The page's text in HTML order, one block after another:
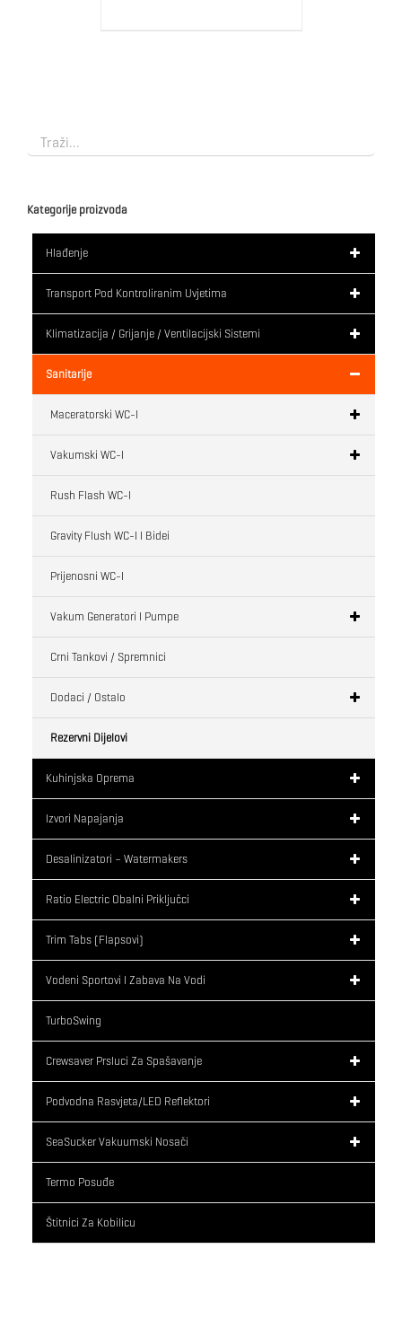
Kategorije proizvoda
Hlađenje
Transport Pod Kontroliranim Uvjetima
Klimatizacija / Grijanje / Ventilacijski Sistemi
Sanitarije
Maceratorski WC-I
Vakumski WC-I
Rush Flash WC-I
Gravity Flush WC-I I Bidei
Prijenosni WC-I
Vakum Generatori I Pumpe
Crni Tankovi / Spremnici
Dodaci / Ostalo
Rezervni Dijelovi
Kuhinjska Oprema
Izvori Napajanja
Desalinizatori – Watermakers
Ratio Electric Obalni Priključci
Trim Tabs (flapsovi)
Vodeni Sportovi I Zabava Na Vodi
TurboSwing
Crewsaver Prsluci Za Spašavanje
Podvodna Rasvjeta/LED Reflektori
SeaSucker Vakuumski Nosači
Termo Posuđe
Štitnici Za Kobilicu